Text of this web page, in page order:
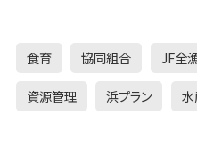
食育 協同組合 JF全
資源管理 浜プラン